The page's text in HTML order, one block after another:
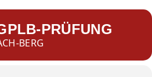
PRÜFUNG
BERG